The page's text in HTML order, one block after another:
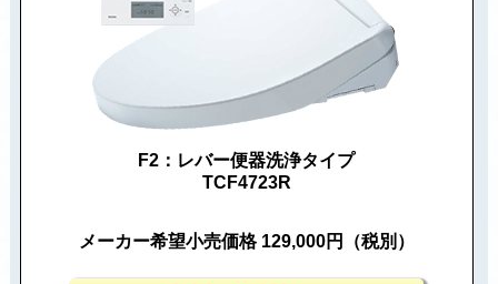
F2：レバー便器洗浄タイプ
TCF4723R
メーカー希望小売価格 129,000円（税別）